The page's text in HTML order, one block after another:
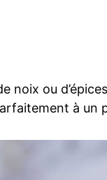
noix ou
à un